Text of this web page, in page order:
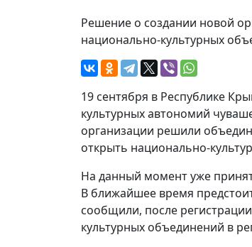
Решение о создании новой
национально-культурных
19 сентября в Республике
культурных автономий
организации решили
открыть национально-
На данный момент уже
В ближайшее время
сообщили, после
культурных объединений в